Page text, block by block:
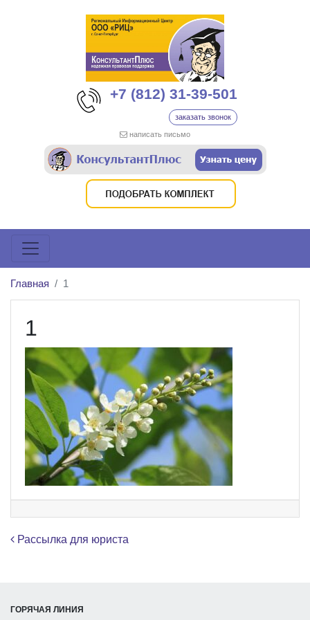
+7 (812) 31-39-501
заказать звонок
написать письмо
Главная 1
1
Навигация по записям
Рассылка для юриста
ГОРЯЧАЯ ЛИНИЯ